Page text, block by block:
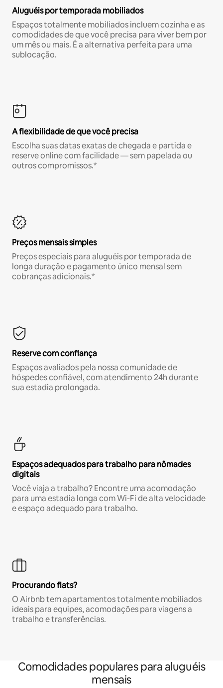
Aluguéis por temporada mobiliados
Espaços totalmente mobiliados incluem cozinha e as
comodidades de que você precisa para viver bem por
um mês ou mais. É a alternativa perfeita para uma
sublocação.
A flexibilidade de que você precisa
Escolha suas datas exatas de chegada e partida e
reserve online com facilidade — sem papelada ou
outros compromissos.*
Preços mensais simples
Preços especiais para aluguéis por temporada de
longa duração e pagamento único mensal sem
cobranças adicionais.*
Reserve com confiança
Espaços avaliados pela nossa comunidade de
hóspedes confiável, com atendimento 24h durante
sua estadia prolongada.
Espaços adequados para trabalho para nômades
digitais
Você viaja a trabalho? Encontre uma acomodação
para uma estadia longa com Wi-Fi de alta velocidade
e espaço adequado para trabalho.
Procurando flats?
O Airbnb tem apartamentos totalmente mobiliados
ideais para equipes, acomodações para viagens a
trabalho e transferências.
Comodidades populares para aluguéis
mensais